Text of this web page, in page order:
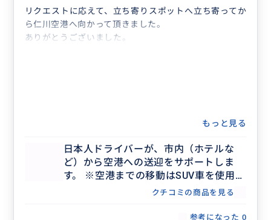
リクエストに応えて、立ち寄りスポットへ立ち寄ってか
ら仁川空港へ向かって頂きました。
ありがとうございました。
もっと見る
日本人ドライバーが、市内（ホテルな
ど）から空港への送迎をサポートしま
す。 ※空港までの移動はSUV車を使用し
クチコミの商品を見る
参考になった 0